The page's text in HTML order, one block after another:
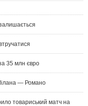
35 млн євро
— Романо
товариський матч на